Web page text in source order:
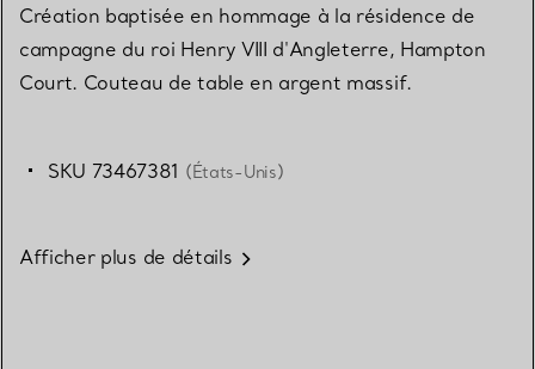
Création baptisée en hommage à la résidence de
campagne du roi Henry VIII d'Angleterre, Hampton
Court. Couteau de table en argent massif.
SKU 73467381 (États-Unis)
Afficher plus de détails